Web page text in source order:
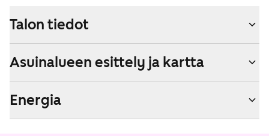
Talon tiedot
Asuinalueen esittely ja kartta
Energia